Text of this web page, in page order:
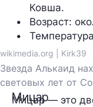
Ковша.
Возраст:
Температура
wikimedia.org | Kirk39
Звезда Алькаид
световых лет от
Мицар
Мицар— это